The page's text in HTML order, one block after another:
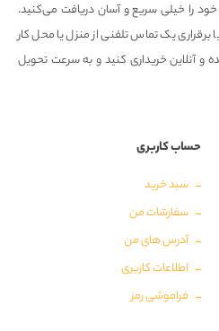
را خیلی سریع و آسان دریافت می‌کنید.
برقراری یک تماس تلفنی از منزل یا محل کار
و آنلاین خریداری کنید و به سرعت تحویل
حساب کاربری
سبد خرید
سفارشات من
آدرس های من
اطلاعات کاربری
فراموشی رمز